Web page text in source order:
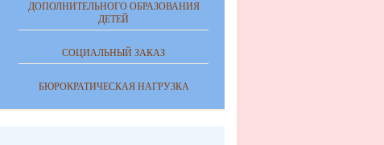
ДОПОЛНИТЕЛЬНОГО ОБРАЗОВАНИЯ
ДЕТЕЙ
СОЦИАЛЬНЫЙ ЗАКАЗ
БЮРОКРАТИЧЕСКАЯ НАГРУЗКА